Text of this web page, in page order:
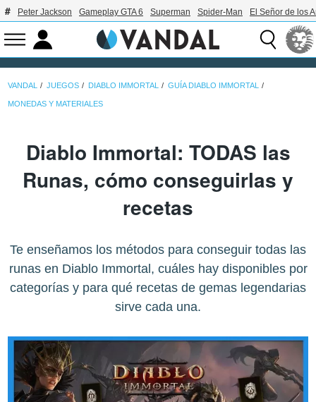
Peter Jackson Gameplay GTA 6 Superman Spider-Man El Señor de los
VANDAL JUEGOS DIABLO IMMORTAL GUÍA DIABLO IMMORTAL
MONEDAS Y MATERIALES
Diablo Immortal: TODAS las
Runas, cómo conseguirlas y
recetas
Te enseñamos los métodos para conseguir todas las
runas en Diablo Immortal, cuáles hay disponibles por
categorías y para qué recetas de gemas legendarias
sirve cada una.